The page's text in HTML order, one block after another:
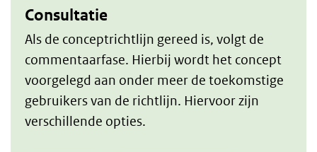
Consultatie
Als de conceptrichtlijn gereed is, volgt de
commentaarfase. Hierbij wordt het concept
voorgelegd aan onder meer de toekomstige
gebruikers van de richtlijn. Hiervoor zijn
verschillende opties.